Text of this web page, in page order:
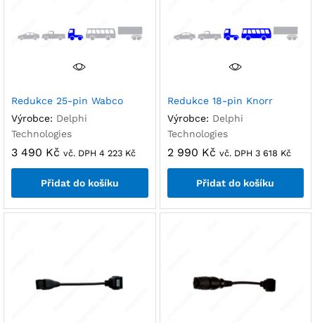
Redukce 25-pin Wabco
Výrobce: Delphi
Technologies
3 490 Kč vč. DPH 4 223 Kč
Přidat do košíku
Redukce 18-pin Knorr
Výrobce: Delphi
Technologies
2 990 Kč vč. DPH 3 618 Kč
Přidat do košíku